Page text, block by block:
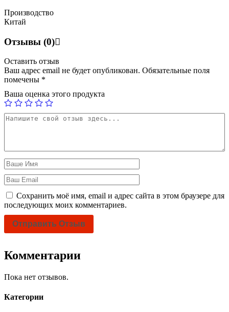
Производство
Китай
Отзывы (0)
Оставить отзыв
Ваш адрес email не будет опубликован. Обязательные поля
помечены *
Ваша оценка этого продукта
Сохранить моё имя, email и адрес сайта в этом браузере для
последующих моих комментариев.
Комментарии
Пока нет отзывов.
Категории